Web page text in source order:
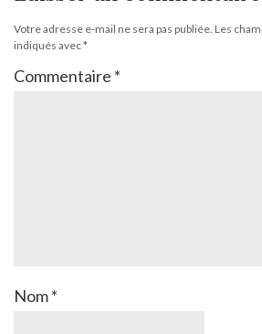
Votre adresse e-mail ne sera pas publiée. Les
indiqués avec*
Commentaire *
Nom*